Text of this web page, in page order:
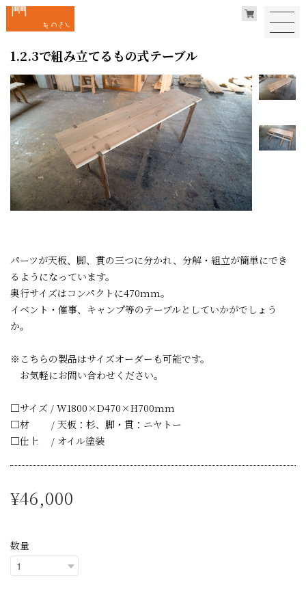
1.2.3で組み立てるもの式テーブル
パーツが天板、脚、貫の三つに分かれ、分解・組立が簡単にでき
るようになっています。
奥行サイズはコンパクトに470mm。
イベント・催事、キャンプ等のテーブルとしていかがでしょう
か。
※こちらの製品はサイズオーダーも可能です。
お気軽にお問い合わせください。
□サイズ / W1800×D470×H700mm
□材 / 天板：杉、脚・貫：ニヤトー
□仕上 / オイル塗装
¥46,000
数量